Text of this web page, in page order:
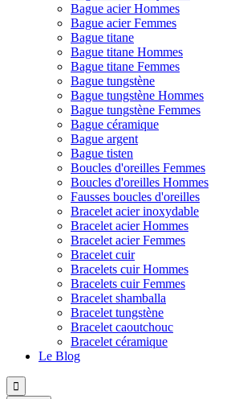
Bague acier Hommes
Bague acier Femmes
Bague titane
Bague titane Hommes
Bague titane Femmes
Bague tungstène
Bague tungstène Hommes
Bague tungstène Femmes
Bague céramique
Bague argent
Bague tisten
Boucles d'oreilles Femmes
Boucles d'oreilles Hommes
Fausses boucles d'oreilles
Bracelet acier inoxydable
Bracelet acier Hommes
Bracelet acier Femmes
Bracelet cuir
Bracelets cuir Hommes
Bracelets cuir Femmes
Bracelet shamballa
Bracelet tungstène
Bracelet caoutchouc
Bracelet céramique
Le Blog
